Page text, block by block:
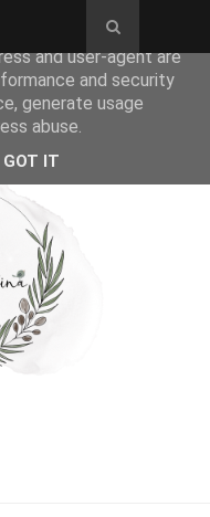
to deliver its services
and user-agent are
and security
generate usage
abuse.
GOT IT